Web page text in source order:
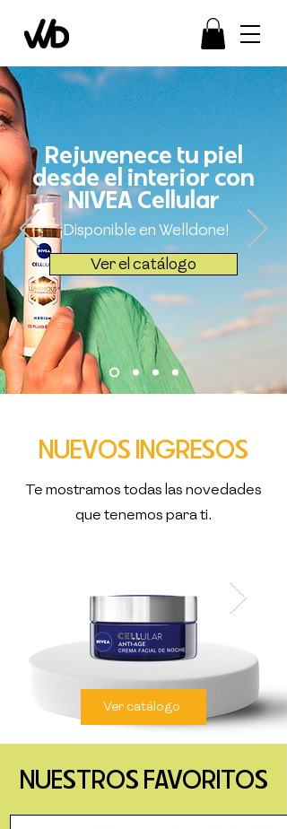
Rejuvenece tu piel
desde el interior con
NIVEA Cellular
¡Disponible en Welldone!
Ver el catálogo
NUEVOS INGRESOS
Te mostramos todas las novedades
que tenemos para ti.​
Ver catálogo
NUESTROS FAVORITOS